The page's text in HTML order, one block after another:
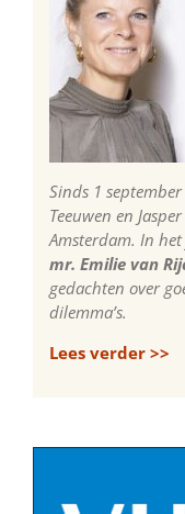
Sinds 1
Teeuwen en
Amsterdam. In
mr. Emilie van
gedachten over
dilemma’s.
Lees verder >>